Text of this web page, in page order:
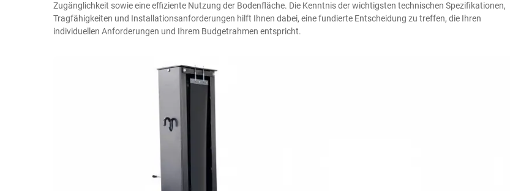
Zugänglichkeit sowie eine effiziente Nutzung der Bodenfläche. Die Kenntnis der wichtigsten technischen Spezifikationen,
Tragfähigkeiten und Installationsanforderungen hilft Ihnen dabei, eine fundierte Entscheidung zu treffen, die Ihren
individuellen Anforderungen und Ihrem Budgetrahmen entspricht.